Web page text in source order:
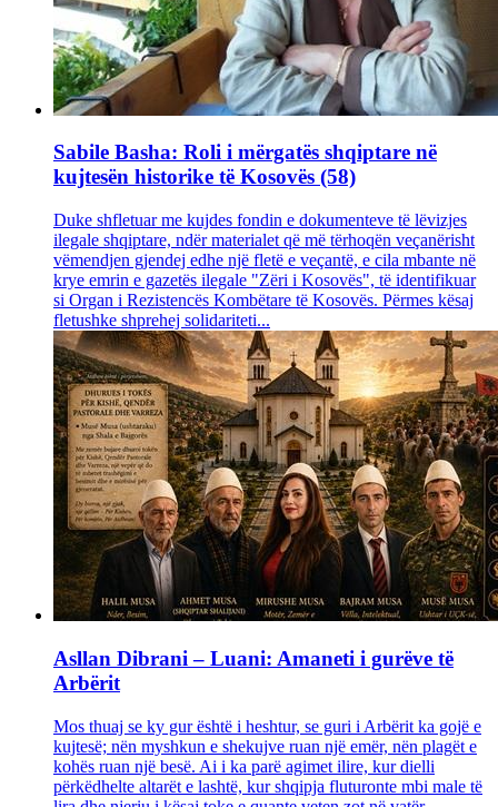
Sabile Basha: Roli i mërgatës shqiptare në
kujtesën historike të Kosovës (58)
Duke shfletuar me kujdes fondin e dokumenteve të lëvizjes
ilegale shqiptare, ndër materialet që më tërhoqën veçanërisht
vëmendjen gjendej edhe një fletë e veçantë, e cila mbante në
krye emrin e gazetës ilegale "Zëri i Kosovës", të identifikuar
si Organ i Rezistencës Kombëtare të Kosovës. Përmes kësaj
fletushke shprehej solidariteti...
Asllan Dibrani – Luani: Amaneti i gurëve të
Arbërit
Mos thuaj se ky gur është i heshtur, se guri i Arbërit ka gojë e
kujtesë; nën myshkun e shekujve ruan një emër, nën plagët e
kohës ruan një besë. Ai i ka parë agimet ilire, kur dielli
përkëdhelte altarët e lashtë, kur shqipja fluturonte mbi male të